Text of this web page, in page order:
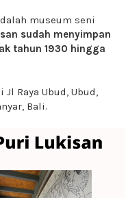
museum seni
sudah menyimpan
tahun 1930 hingga
Raya Ubud, Ubud,
Bali.